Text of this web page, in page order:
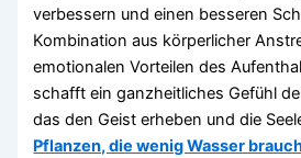
verbessern und einen besseren
Kombination aus körperlicher
emotionalen Vorteilen des
schafft ein ganzheitliches Gefühl
das den Geist erheben und die
Pflanzen, die wenig Wasser